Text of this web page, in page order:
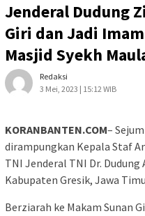
Jenderal Dudung
Giri dan Jadi
Masjid Syekh
Redaksi
3 Mei, 2023 | 15:12 WIB
KORANBANTEN.COM–
dirampungkan Kepala Staf
TNI Jenderal TNI Dr. Dudung
Kabupaten Gresik, Jawa
Berziarah ke Makam Sunan